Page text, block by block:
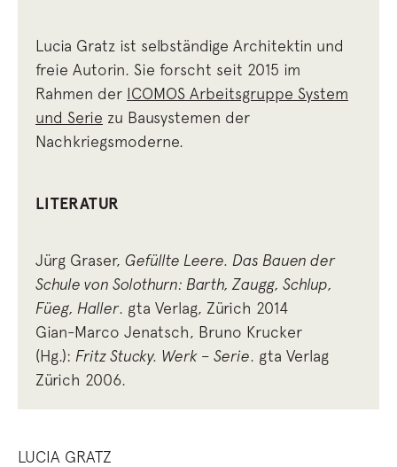
Lucia Gratz ist selbständige Architektin und
freie Autorin. Sie forscht seit 2015 im
Rahmen der ICOMOS Arbeitsgruppe System
und Serie zu Bausystemen der
Nachkriegsmoderne.
LITERATUR
Jürg Graser, Gefüllte Leere. Das Bauen der
Schule von Solothurn: Barth, Zaugg, Schlup,
Füeg, Haller. gta Verlag, Zürich 2014
Gian-Marco Jenatsch, Bruno Krucker
(Hg.): Fritz Stucky. Werk – Serie. gta Verlag
Zürich 2006.
LUCIA GRATZ